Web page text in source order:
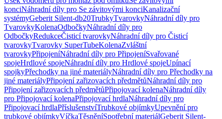
konciNáhradní díly pro Se závitovými konciKanalizační
systémyGeberit Silent-db20TrubkyTvarovkyNáhradní díly pro
TvarovkyKolenaOdbočkyNáhradní díly pro
OdbočkyRedukceČisticí tvarovkyNáhradní díly pro Čisticí
tvarovkyTvarovky SuperTubeKolenaZvláštní
tvarovkyPřipojeníNáhradní díly pro PřipojeníSvařované
spojeHrdlové spojeNáhradní díly pro Hrdlové spojeUpínací
spojkyPřechodky na jiné materiályNáhradní díly pro Přechodky na
jiné materiályPřipojení zařizovacích předmětůNáhradní díly pro
Připojení zařizovacích předmětůPřipojovací kolenaNáhradní díly
pro Připojovací kolenaPřipojovací hrdlaNáhradní díly pro
Připojovací hrdlaPříslušenstvíTrubkové objímkyUpevnění pro
trubkové objímkyVíčkaTěsněníSpotřební materiálGeberit Silent-